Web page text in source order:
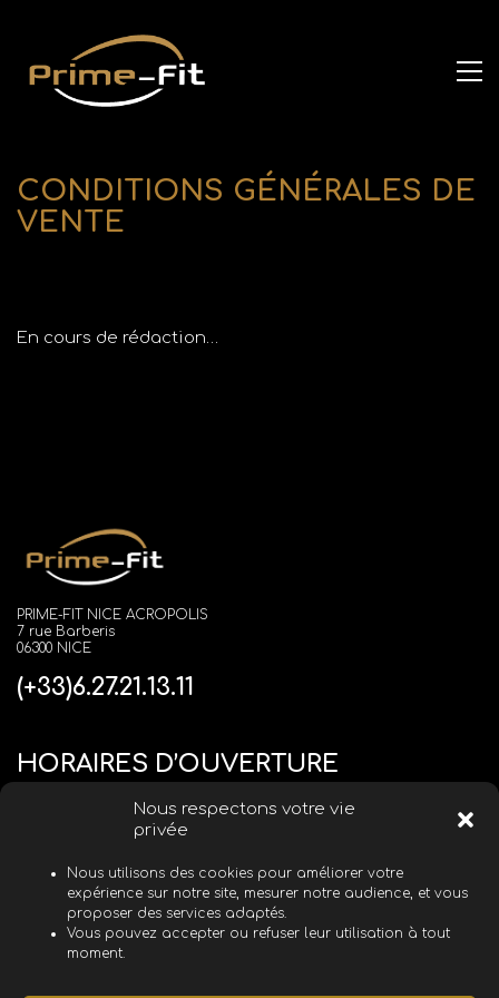
Nous respectons votre vie
privée
Nous utilisons des cookies pour améliorer votre
expérience sur notre site, mesurer notre audience, et vous
proposer des services adaptés.
Vous pouvez accepter ou refuser leur utilisation à tout
moment.
CONDITIONS GÉNÉRALES DE
VENTE
En cours de rédaction…
PRIME-FIT NICE ACROPOLIS
7 rue Barberis
06300 NICE
(+33)6.27.21.13.11
HORAIRES D’OUVERTURE
du Lundi au Vendredi
08H00 - 20H00
Dimanche